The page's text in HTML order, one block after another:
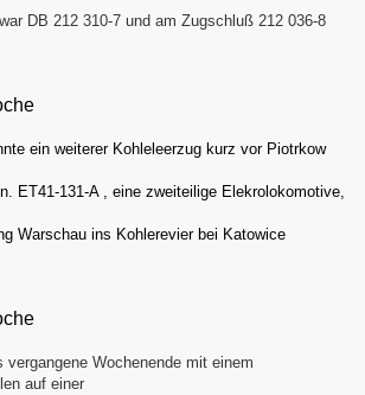
DB 212 310-7 und am Zugschluß 212 036-8
ein weiterer Kohleleerzug kurz vor Piotrkow
ET41-131-A , eine zweiteilige Elekrolokomotive,
Warschau ins Kohlerevier bei Katowice
Wochenende mit einem
auf einer